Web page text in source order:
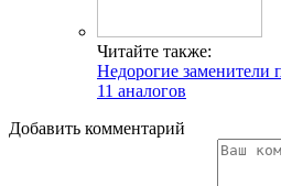
Читайте также:
Недорогие
11 аналогов
Добавить комментарий